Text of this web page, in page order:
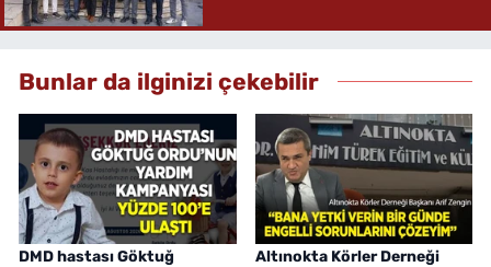
Bunlar da ilginizi çekebilir
DMD hastası Göktuğ
Altınokta Körler Derneği